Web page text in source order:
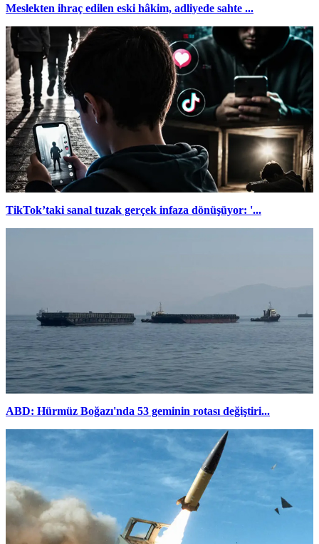
Meslekten ihraç edilen eski hâkim, adliyede sahte ...
TikTok’taki sanal tuzak gerçek infaza dönüşüyor: '...
ABD: Hürmüz Boğazı'nda 53 geminin rotası değiştiri...